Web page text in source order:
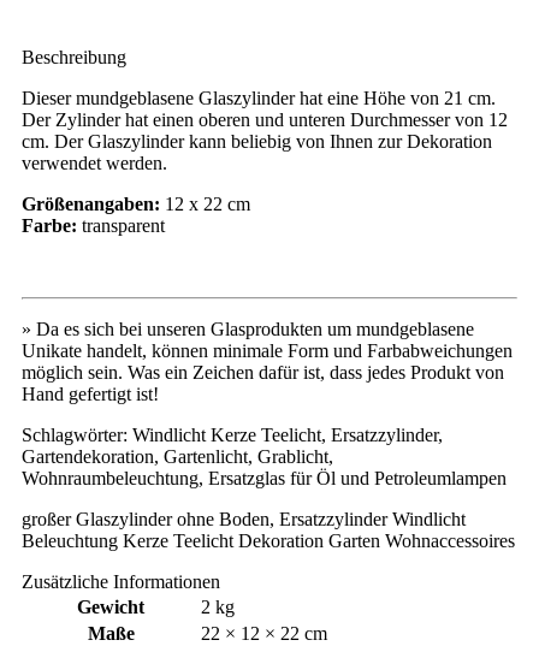
Beschreibung
Dieser mundgeblasene Glaszylinder hat eine Höhe von 21 cm.
Der Zylinder hat einen oberen und unteren Durchmesser von 12
cm. Der Glaszylinder kann beliebig von Ihnen zur Dekoration
verwendet werden.
Größenangaben: 12 x 22 cm
Farbe: transparent
» Da es sich bei unseren Glasprodukten um mundgeblasene
Unikate handelt, können minimale Form und Farbabweichungen
möglich sein. Was ein Zeichen dafür ist, dass jedes Produkt von
Hand gefertigt ist!
Schlagwörter: Windlicht Kerze Teelicht, Ersatzzylinder,
Gartendekoration, Gartenlicht, Grablicht,
Wohnraumbeleuchtung, Ersatzglas für Öl und Petroleumlampen
großer Glaszylinder ohne Boden, Ersatzzylinder Windlicht
Beleuchtung Kerze Teelicht Dekoration Garten Wohnaccessoires
Zusätzliche Informationen
Gewicht
2 kg
Maße
22 × 12 × 22 cm